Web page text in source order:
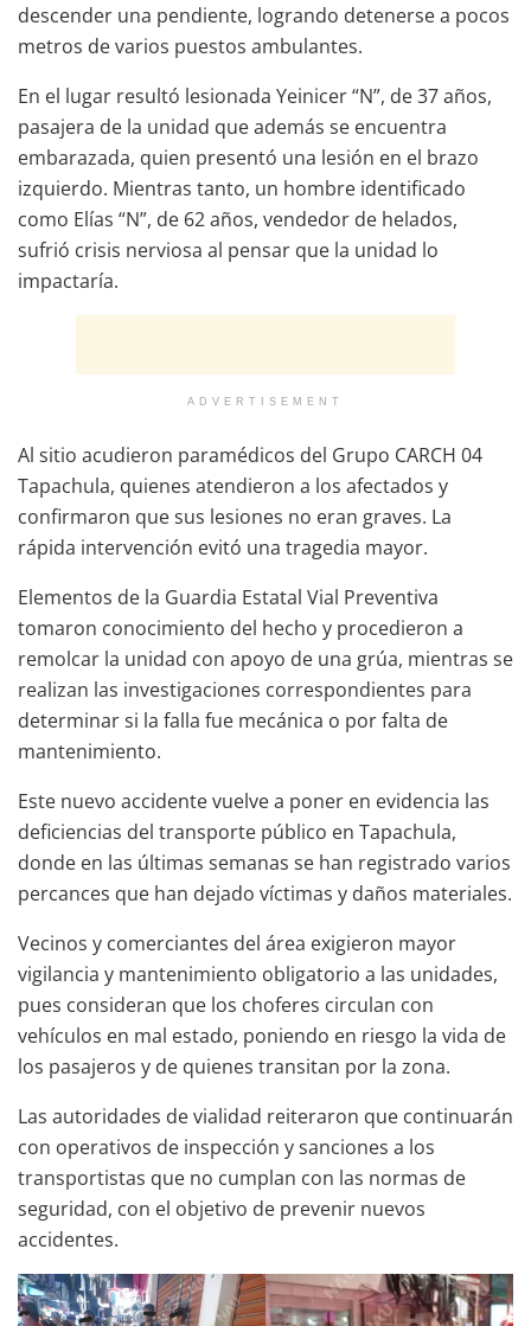
descender una pendiente, logrando detenerse a pocos
metros de varios puestos ambulantes.
En el lugar resultó lesionada Yeinicer “N”, de 37 años,
pasajera de la unidad que además se encuentra
embarazada, quien presentó una lesión en el brazo
izquierdo. Mientras tanto, un hombre identificado
como Elías “N”, de 62 años, vendedor de helados,
sufrió crisis nerviosa al pensar que la unidad lo
impactaría.
ADVERTISEMENT
Al sitio acudieron paramédicos del Grupo CARCH 04
Tapachula, quienes atendieron a los afectados y
confirmaron que sus lesiones no eran graves. La
rápida intervención evitó una tragedia mayor.
Elementos de la Guardia Estatal Vial Preventiva
tomaron conocimiento del hecho y procedieron a
remolcar la unidad con apoyo de una grúa, mientras se
realizan las investigaciones correspondientes para
determinar si la falla fue mecánica o por falta de
mantenimiento.
Este nuevo accidente vuelve a poner en evidencia las
deficiencias del transporte público en Tapachula,
donde en las últimas semanas se han registrado varios
percances que han dejado víctimas y daños materiales.
Vecinos y comerciantes del área exigieron mayor
vigilancia y mantenimiento obligatorio a las unidades,
pues consideran que los choferes circulan con
vehículos en mal estado, poniendo en riesgo la vida de
los pasajeros y de quienes transitan por la zona.
Las autoridades de vialidad reiteraron que continuarán
con operativos de inspección y sanciones a los
transportistas que no cumplan con las normas de
seguridad, con el objetivo de prevenir nuevos
accidentes.